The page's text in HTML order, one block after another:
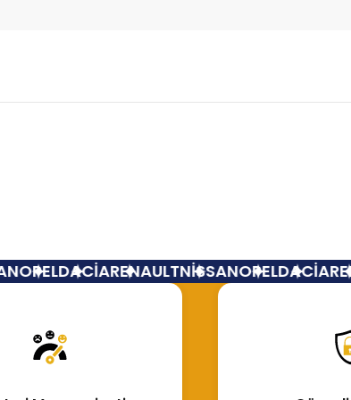
OPELDACİARENAULTNİSSANOPELDACİA